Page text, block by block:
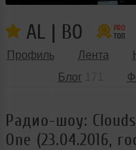
AL | BO
Профиль Лента
Блог
Радио-шоу:
One (23.04.2016,